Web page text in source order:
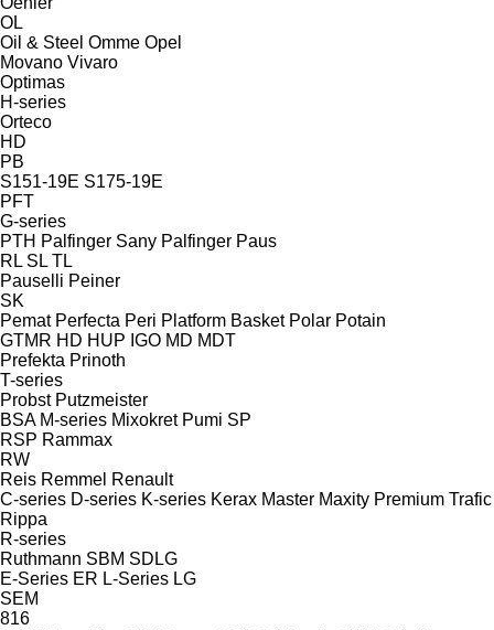
OL
Oil & Steel Omme Opel
Movano Vivaro
Optimas
H-series
Orteco
HD
PB
S151-19E S175-19E
PFT
G-series
PTH Palfinger Sany Palfinger Paus
RL SL TL
Pauselli Peiner
SK
Pemat Perfecta Peri Platform Basket Polar Potain
GTMR HD HUP IGO MD MDT
Prefekta Prinoth
T-series
Probst Putzmeister
BSA M-series Mixokret Pumi SP
RSP Rammax
RW
Reis Remmel Renault
C-series D-series K-series Kerax Master Maxity Premium Trafic
Rippa
R-series
Ruthmann SBM SDLG
E-Series ER L-Series LG
SEM
816